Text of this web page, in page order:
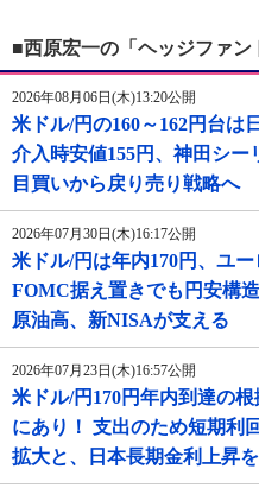
■西原宏一の「ヘッジファ
2026年08月06日(木)13:20公開
米ドル/円の160～162円台は
介入時安値155円、神田シー
目買いから戻り売り戦略へ
2026年07月30日(木)16:17公開
米ドル/円は年内170円、ユー
FOMC据え置きでも円安構
原油高、新NISAが支える
2026年07月23日(木)16:57公開
米ドル/円170円年内到達の
にあり！ 支出のため短期利
拡大と、日本長期金利上昇